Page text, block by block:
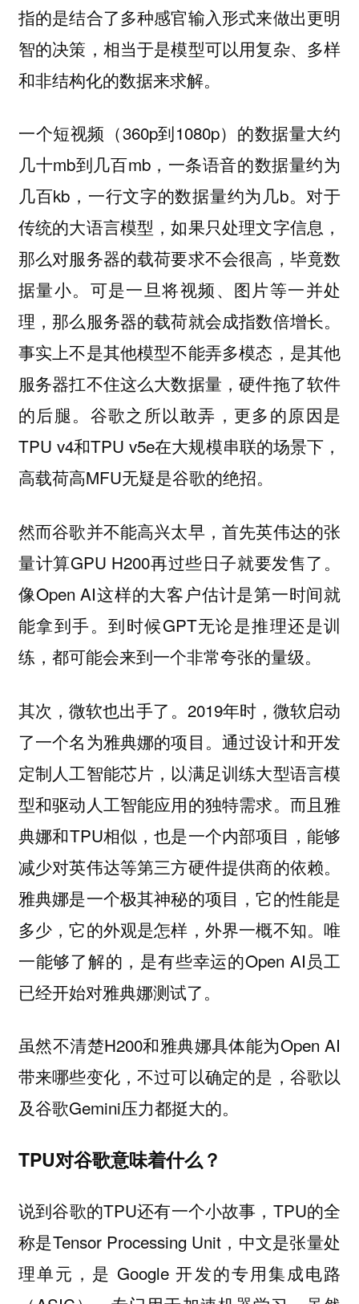
指的是结合了多种感官输入形式来做出更明
智的决策，相当于是模型可以用复杂、多样
和非结构化的数据来求解。
一个短视频（360p到1080p）的数据量大约
几十mb到几百mb，一条语音的数据量约为
几百kb，一行文字的数据量约为几b。对于
传统的大语言模型，如果只处理文字信息，
那么对服务器的载荷要求不会很高，毕竟数
据量小。可是一旦将视频、图片等一并处
理，那么服务器的载荷就会成指数倍增长。
事实上不是其他模型不能弄多模态，是其他
服务器扛不住这么大数据量，硬件拖了软件
的后腿。谷歌之所以敢弄，更多的原因是
TPU v4和TPU v5e在大规模串联的场景下，
高载荷高MFU无疑是谷歌的绝招。
然而谷歌并不能高兴太早，首先英伟达的张
量计算GPU H200再过些日子就要发售了。
像Open AI这样的大客户估计是第一时间就
能拿到手。到时候GPT无论是推理还是训
练，都可能会来到一个非常夸张的量级。
其次，微软也出手了。2019年时，微软启动
了一个名为雅典娜的项目。通过设计和开发
定制人工智能芯片，以满足训练大型语言模
型和驱动人工智能应用的独特需求。而且雅
典娜和TPU相似，也是一个内部项目，能够
减少对英伟达等第三方硬件提供商的依赖。
雅典娜是一个极其神秘的项目，它的性能是
多少，它的外观是怎样，外界一概不知。唯
一能够了解的，是有些幸运的Open AI员工
已经开始对雅典娜测试了。
虽然不清楚H200和雅典娜具体能为Open AI
带来哪些变化，不过可以确定的是，谷歌以
及谷歌Gemini压力都挺大的。
TPU对谷歌意味着什么？
说到谷歌的TPU还有一个小故事，TPU的全
称是Tensor Processing Unit，中文是张量处
理单元，是 Google 开发的专用集成电路